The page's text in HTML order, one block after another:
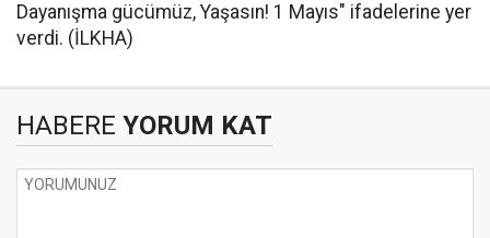
Dayanışma gücümüz, Yaşasın! 1 Mayıs" ifadelerine yer
verdi. (İLKHA)
HABERE YORUM KAT